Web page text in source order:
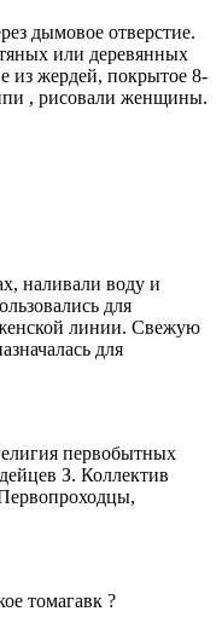
дымовое отверстие.
или деревянных
из жердей, покрытое 8-
, рисовали женщины.
наливали воду и
для
линии. Свежую
для
первобытных
З. Коллектив
томагавк ?